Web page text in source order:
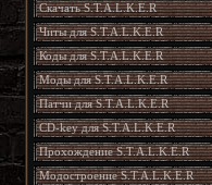
Скачать S.T.A.L.K.E.R
Читы для S.T.A.L.K.E.R
Коды для S.T.A.L.K.E.R
Моды для S.T.A.L.K.E.R
Патчи для S.T.A.L.K.E.R
CD-key для S.T.A.L.K.E.R
Прохождение S.T.A.L.K.E.R
Модостроение S.T.A.L.K.E.R